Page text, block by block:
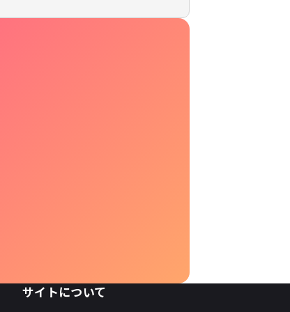
サイトについて